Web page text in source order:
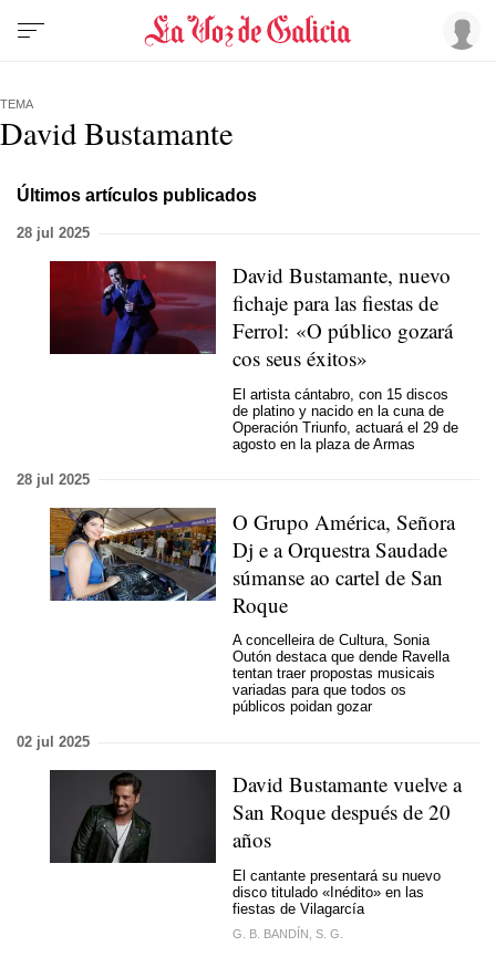
TEMA
David Bustamante
Últimos artículos publicados
28 jul 2025
David Bustamante, nuevo
fichaje para las fiestas de
Ferrol: «O público gozará
cos seus éxitos»
El artista cántabro, con 15 discos
de platino y nacido en la cuna de
Operación Triunfo, actuará el 29 de
agosto en la plaza de Armas
28 jul 2025
O Grupo América, Señora
Dj e a Orquestra Saudade
súmanse ao cartel de San
Roque
A concelleira de Cultura, Sonia
Outón destaca que dende Ravella
tentan traer propostas musicais
variadas para que todos os
públicos poidan gozar
02 jul 2025
David Bustamante vuelve a
San Roque después de 20
años
El cantante presentará su nuevo
disco titulado «Inédito» en las
fiestas de Vilagarcía
G. B. BANDÍN, S. G.